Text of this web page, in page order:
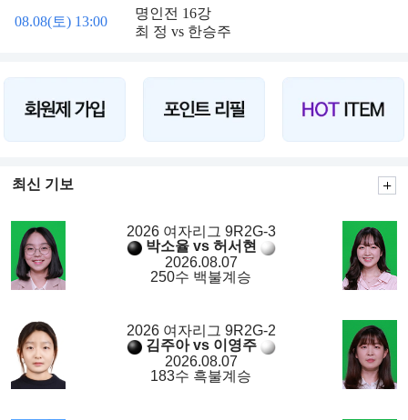
08.08(토) 13:00
명인전 16강
최 정 vs 한승주
최신 기보
2026 여자리그 9R2G-3
박소율 vs 허서현
2026.08.07
250수 백불계승
2026 여자리그 9R2G-2
김주아 vs 이영주
2026.08.07
183수 흑불계승